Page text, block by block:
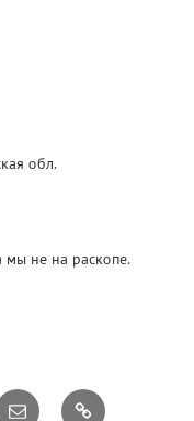
обл.
мы не на раскопе.
Email AO3